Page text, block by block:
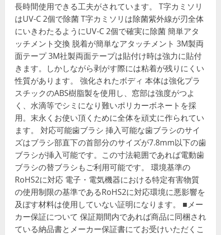
長時間使用できる工夫がされています。 T字カミソリ
はUV-C 2個で除菌 T字カミソリは除菌紫外線が刃全体
にいきわたるようにUV-C 2個で確実に除菌 簡単アタ
ッチメント交換 脱着が簡単なアタッチメント 3M製両
面テープ 3M社製両面テープは貼付け時は強力に貼付
きます。しかしながら剥がす際には粘着が残りにくい
性質があります。 強化されたボディ 本体は強化プラ
スチックのABS樹脂製を使用し、窓部は強度がつよ
く、水滴等でシミになり難いポリカーボネートを採
用。末永くお使い頂くために全体を頑丈に作られてい
ます。 対応可能歯ブラシ 挿入可能な歯ブラシのサイ
ズはブラシ部直下の首部分のサイズが7.8mm以下の歯
ブラシが挿入可能です。この寸法範囲であれば電動歯
ブラシの替ブラシもご利用可能です。 環境基準の
RoHS2に対応 電子・電気機器における特定有害物質
の使用制限の基準であるRoHS2に対応環境に悪影響を
及ぼす材料は使用していない証明になります。 ■メー
カー保証について 保証期間内であれば商品に同梱され
ている納品書とメーカー保証書にてお受けいただくこ